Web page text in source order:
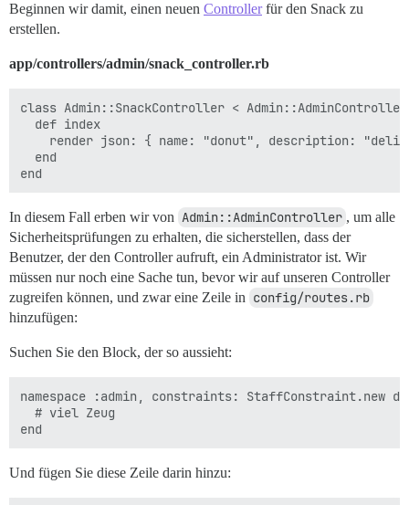
Beginnen wir damit, einen neuen Controllerfür den Snack zu
erstellen.
app/controllers/admin/snack_controller.rb
class Admin::SnackController < Admin::AdminController
  def index
render json: { name: "donut", description:
  end
In diesem Fall erben wir von Admin::AdminController , um alle
Sicherheitsprüfungen zu erhalten, die sicherstellen, dass der
Benutzer, der den Controller aufruft, ein Administrator ist. Wir
müssen nur noch eine Sache tun, bevor wir auf unseren Controller
zugreifen können, und zwar eine Zeile in config/routes.rb
hinzufügen:
Suchen Sie den Block, der so aussieht:
namespace :admin, constraints: StaffConstraint.new do
  # viel Zeug
Und fügen Sie diese Zeile darin hinzu: